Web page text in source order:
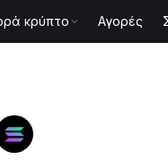
κρύπτο Αγορές